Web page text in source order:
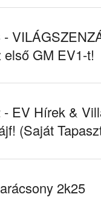
első GM EV1-t!
- EV Hírek &
(Saját
2k25